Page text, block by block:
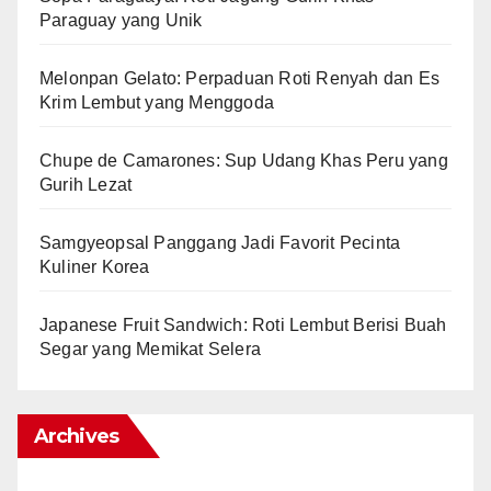
Paraguay yang Unik
Melonpan Gelato: Perpaduan Roti Renyah dan Es
Krim Lembut yang Menggoda
Chupe de Camarones: Sup Udang Khas Peru yang
Gurih Lezat
Samgyeopsal Panggang Jadi Favorit Pecinta
Kuliner Korea
Japanese Fruit Sandwich: Roti Lembut Berisi Buah
Segar yang Memikat Selera
Archives